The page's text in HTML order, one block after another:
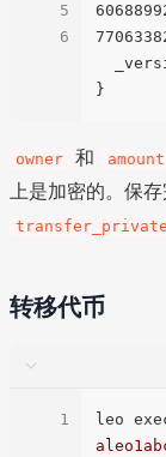
5
6
owner 和 amount
上是加密的。保
transfer_private
转移代币
1 leo